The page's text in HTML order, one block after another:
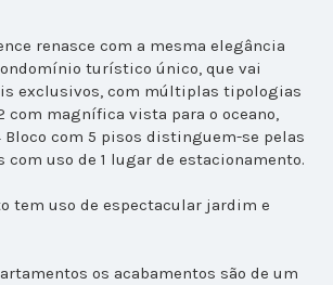
renasce com a mesma elegância
turístico único, que vai
exclusivos, com múltiplas tipologias
com magnífica vista para o oceano,
com 5 pisos distinguem-se pelas
com uso de 1 lugar de estacionamento.
tem uso de espectacular jardim e
os acabamentos são de um